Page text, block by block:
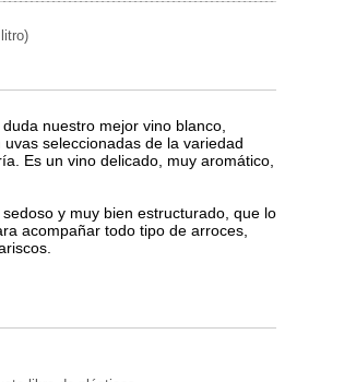
duda nuestro mejor vino blanco,
seleccionadas de la variedad
Es un vino delicado, muy aromático,
y muy bien estructurado, que lo
acompañar todo tipo de arroces,